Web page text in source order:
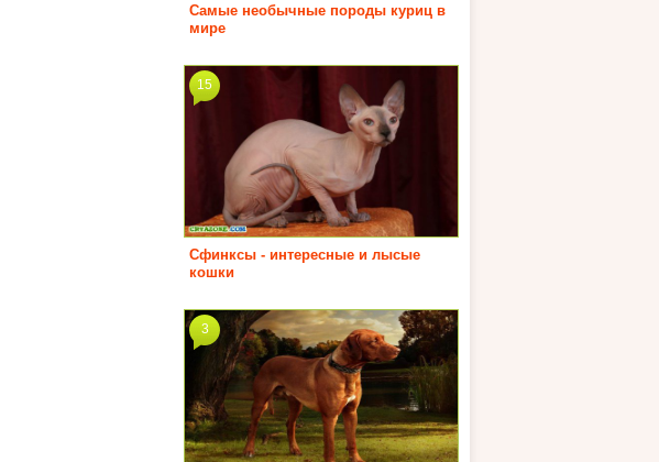
Самые необычные породы куриц в
мире
Сфинксы - интересные и лысые
кошки
15
3